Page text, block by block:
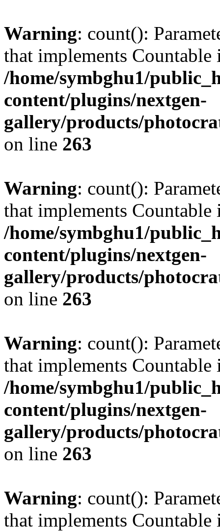
Warning: count():
that implements Countable
/home/symbghu1/
content/plugins/nextgen-
gallery/products/
on line 263
Warning: count():
that implements Countable
/home/symbghu1/
content/plugins/nextgen-
gallery/products/
on line 263
Warning: count():
that implements Countable
/home/symbghu1/
content/plugins/nextgen-
gallery/products/
on line 263
Warning: count():
that implements Countable